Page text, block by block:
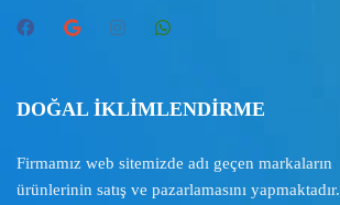
DOĞAL İKLİMLENDİRME
Firmamız web sitemizde adı geçen markaların
ürünlerinin satış ve pazarlamasını yapmaktadır.